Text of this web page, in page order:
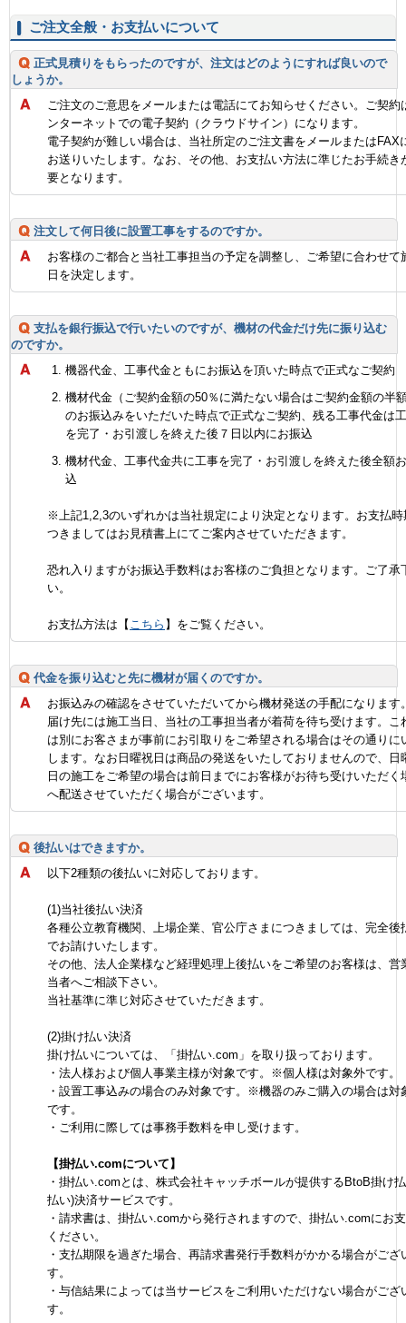
ご注文全般・お支払いについて
正式見積りをもらったのですが、注文はどのようにすれば良いので
しょうか。
ご注文のご意思をメールまたは電話にてお知らせください。ご契約
ンターネットでの電子契約（クラウドサイン）になります。
電子契約が難しい場合は、当社所定のご注文書をメールまたはFAX
お送りいたします。なお、その他、お支払い方法に準じたお手続き
要となります。
注文して何日後に設置工事をするのですか。
お客様のご都合と当社工事担当の予定を調整し、ご希望に合わせて
日を決定します。
支払を銀行振込で行いたいのですが、機材の代金だけ先に振り込む
のですか。
機器代金、工事代金ともにお振込を頂いた時点で正式なご契約
機材代金（ご契約金額の50％に満たない場合はご契約金額の半
のお振込みをいただいた時点で正式なご契約、残る工事代金は
を完了・お引渡しを終えた後７日以内にお振込
機材代金、工事代金共に工事を完了・お引渡しを終えた後全額
込
※上記1,2,3のいずれかは当社規定により決定となります。お支払時
つきましてはお見積書上にてご案内させていただきます。
恐れ入りますがお振込手数料はお客様のご負担となります。ご了承
い。
お支払方法は【 こちら 】をご覧ください。
代金を振り込むと先に機材が届くのですか。
お振込みの確認をさせていただいてから機材発送の手配になります
届け先には施工当日、当社の工事担当者が着荷を待ち受けます。こ
は別にお客さまが事前にお引取りをご希望される場合はその通りに
します。なお日曜祝日は商品の発送をいたしておりませんので、日
日の施工をご希望の場合は前日までにお客様がお待ち受けいただく
へ配送させていただく場合がございます。
後払いはできますか。
以下2種類の後払いに対応しております。
(1)当社後払い決済
各種公立教育機関、上場企業、官公庁さまにつきましては、完全後
でお請けいたします。
その他、法人企業様など経理処理上後払いをご希望のお客様は、営
当者へご相談下さい。
当社基準に準じ対応させていただきます。
(2)掛け払い決済
掛け払いについては、「掛払い.com」を取り扱っております。
・法人様および個人事業主様が対象です。※個人様は対象外です。
・設置工事込みの場合のみ対象です。※機器のみご購入の場合は対
です。
・ご利用に際しては事務手数料を申し受けます。
【掛払い.comについて】
・掛払い.comとは、株式会社キャッチボールが提供するBtoB掛け
払い)決済サービスです。
・請求書は、掛払い.comから発行されますので、掛払い.comにお
ください。
・支払期限を過ぎた場合、再請求書発行手数料がかかる場合がござ
す。
・与信結果によっては当サービスをご利用いただけない場合がござ
す。